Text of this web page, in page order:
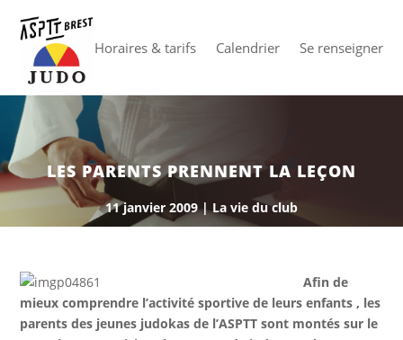
Horaires & tarifs Calendrier Se renseigner
LES PARENTS PRENNENT LA LEÇON
11 janvier 2009|La vie du club
Afin de
mieux comprendre l’activité sportive de leurs enfants , les
parents des jeunes judokas de l’ASPTT sont montés sur le